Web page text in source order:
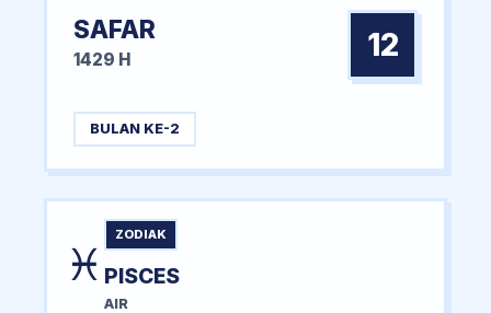
SAFAR
1429 H 12
BULAN KE-2
♓
ZODIAK
PISCES
AIR